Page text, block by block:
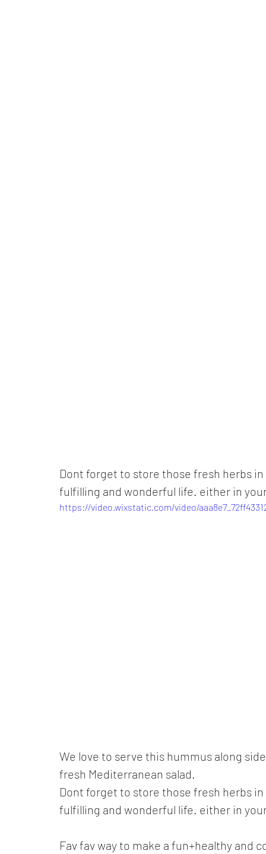
Dont forget to store those fresh herbs
fulfilling and wonderful life. either in
https://video.wixstatic.com/video/
We love to serve this hummus along
fresh Mediterranean salad.
Dont forget to store those fresh herbs
fulfilling and wonderful life. either in
Fav fav way to make a fun+healthy and